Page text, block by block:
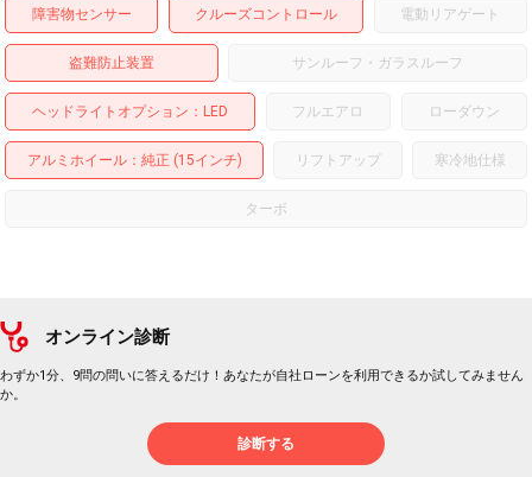
障害物センサー クルーズコントロール 電動リアゲート
盗難防止装置 サンルーフ・ガラスルーフ
ヘッドライトオプション LED フルエアロ ローダウン
アルミホイール：純正 (15インチ) リフトアップ 寒冷地仕様
ターボ
オンライン診断
わずか1分、9問の問いに答えるだけ！あなたが自社ローンを利用できるか試してみません
か。
診断する